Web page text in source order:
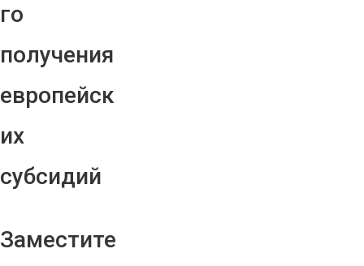
го
получения
европейск
их
субсидий
Заместите